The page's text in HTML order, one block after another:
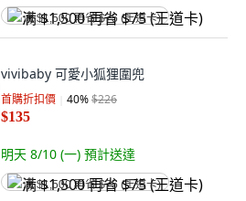
满 $1,500 再省 $75 (王道卡)
vivibaby 可愛小狐狸圍兜
首購折扣價 40%$226
$135
明天 8/10 (一) 預計送達
满 $1,500 再省 $75 (王道卡)